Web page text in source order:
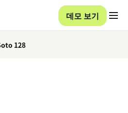
데모 보기
128